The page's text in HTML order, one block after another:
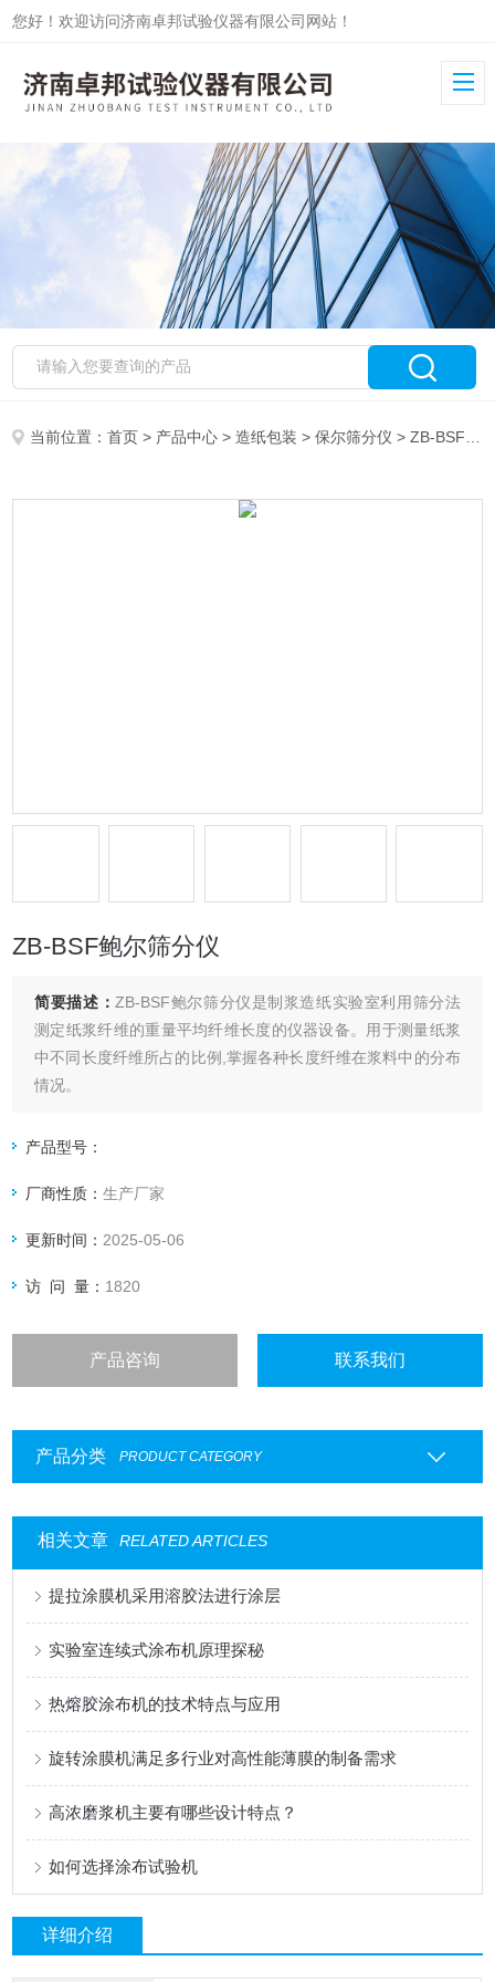
您好！欢迎访问济南卓邦试验仪器有限公司网站！
当前位置：首页 > 产品中心 >造纸包装 >保尔筛分仪 > ZB-BSF鲍尔筛分仪
ZB-BSF鲍尔筛分仪
简要描述： ZB-BSF鲍尔筛分仪是制浆造纸实验室利用筛分法
测定纸浆纤维的重量平均纤维长度的仪器设备。用于测量纸浆
中不同长度纤维所占的比例,掌握各种长度纤维在浆料中的分布
情况。
产品型号：
厂商性质：生产厂家
更新时间： 2025-05-06
访 问 量： 1820
产品咨询 联系我们
产品分类 PRODUCT CATEGORY
相关文章 RELATED ARTICLES
提拉涂膜机采用溶胶法进行涂层
实验室连续式涂布机原理探秘
热熔胶涂布机的技术特点与应用
旋转涂膜机满足多行业对高性能薄膜的制备需求
高浓磨浆机主要有哪些设计特点？
如何选择涂布试验机
详细介绍